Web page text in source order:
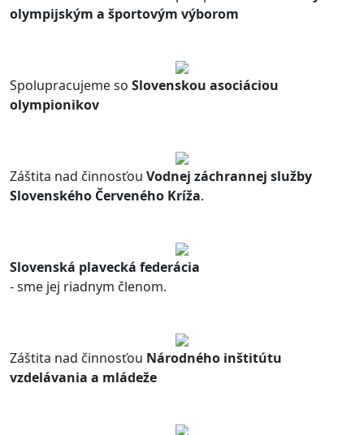
olympijským a športovým výborom
Spolupracujeme so Slovenskou asociáciou
olympionikov
Záštita nad činnosťou Vodnej záchrannej služby
Slovenského Červeného Kríža.
Slovenská plavecká federácia
- sme jej riadnym členom.
Záštita nad činnosťou Národného inštitútu
vzdelávania a mládeže